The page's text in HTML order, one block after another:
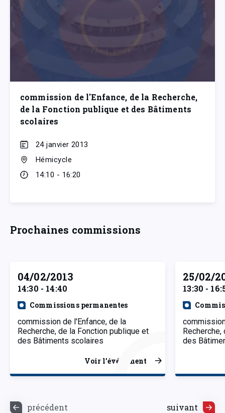
commission de l'Enfance, de la Recherche,
de la Fonction publique et des Bâtiments
scolaires
24 janvier 2013
Hémicycle
14:10 - 16:20
Prochaines commissions
04/02/2013
14:30 - 14:40
Commissions permanentes
commission de l'Enfance, de la
Recherche, de la Fonction publique et
des Bâtiments scolaires
Voir l’événement
25/02/
13:30 -
des
précédent suivant